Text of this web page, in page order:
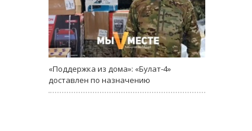
«Поддержка из дома»: «Булат-4»
доставлен по назначению